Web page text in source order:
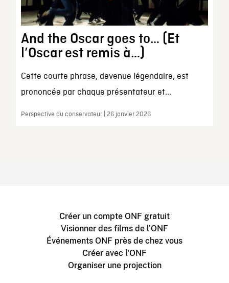
And the Oscar goes to… (Et
l’Oscar est remis à…)
Cette courte phrase, devenue légendaire, est
prononcée par chaque présentateur et...
Perspective du conservateur | 26 janvier 2026
Créer un compte ONF gratuit
Visionner des films de l'ONF
Événements ONF près de chez vous
Créer avec l'ONF
Organiser une projection